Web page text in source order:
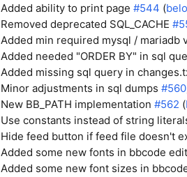
Added ability to print page #544 (
Removed deprecated SQL_CACHE
Added min required mysql / mariadb
Added needed "ORDER BY" in sql
Added missing sql query in
Minor adjustments in sql dumps #560
New BB_PATH implementation #562 (
Use constants instead of string
Hide feed button if feed file doesn't
Added some new fonts in bbcode
Added some new font sizes in